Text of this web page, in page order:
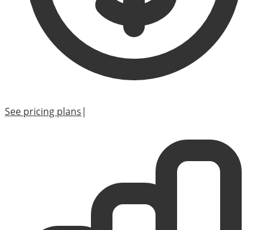
See pricing plans|